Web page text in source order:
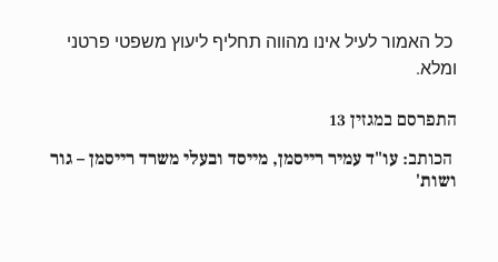
כל האמור לעיל אינו מהווה תחליף ליעוץ משפטי פרטני
ומלא.
התפרסם במגזין 13
הכותב: עו"ד עמיר רייסמן, מייסד ובעלי משרד רייסמן – גור
ושות'